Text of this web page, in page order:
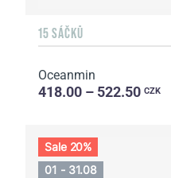
15 SÁČKŮ
Oceanmin
418.00 – 522.50 CZK
Sale 20%
01 - 31.08